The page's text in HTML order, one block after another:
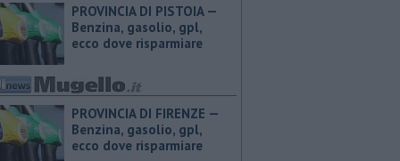
PROVINCIA DI PISTOIA — ​
Benzina, gasolio, gpl,
ecco dove risparmiare
PROVINCIA DI FIRENZE — ​
Benzina, gasolio, gpl,
ecco dove risparmiare